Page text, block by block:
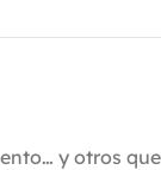
y otros